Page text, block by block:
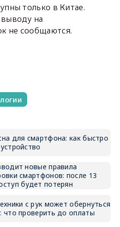
только в Китае.
на
не сообщаются.
для смартфона: как быстро
новые правила
смартфонов: после 13
будет потерян
с рук может обернуться
что проверить до оплаты